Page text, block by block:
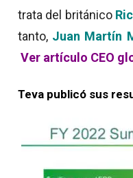
trata del británico
tanto, Juan Martín
Ver artículo CEO
Teva publicó sus